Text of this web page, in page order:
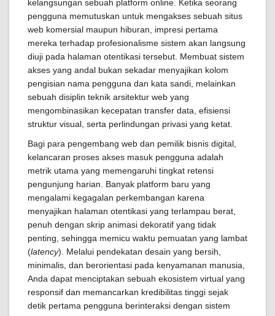
kelangsungan sebuah platform online. Ketika seorang
pengguna memutuskan untuk mengakses sebuah situs
web komersial maupun hiburan, impresi pertama
mereka terhadap profesionalisme sistem akan langsung
diuji pada halaman otentikasi tersebut. Membuat sistem
akses yang andal bukan sekadar menyajikan kolom
pengisian nama pengguna dan kata sandi, melainkan
sebuah disiplin teknik arsitektur web yang
mengombinasikan kecepatan transfer data, efisiensi
struktur visual, serta perlindungan privasi yang ketat.
Bagi para pengembang web dan pemilik bisnis digital,
kelancaran proses akses masuk pengguna adalah
metrik utama yang memengaruhi tingkat retensi
pengunjung harian. Banyak platform baru yang
mengalami kegagalan perkembangan karena
menyajikan halaman otentikasi yang terlampau berat,
penuh dengan skrip animasi dekoratif yang tidak
penting, sehingga memicu waktu pemuatan yang lambat
(latency). Melalui pendekatan desain yang bersih,
minimalis, dan berorientasi pada kenyamanan manusia,
Anda dapat menciptakan sebuah ekosistem virtual yang
responsif dan memancarkan kredibilitas tinggi sejak
detik pertama pengguna berinteraksi dengan sistem